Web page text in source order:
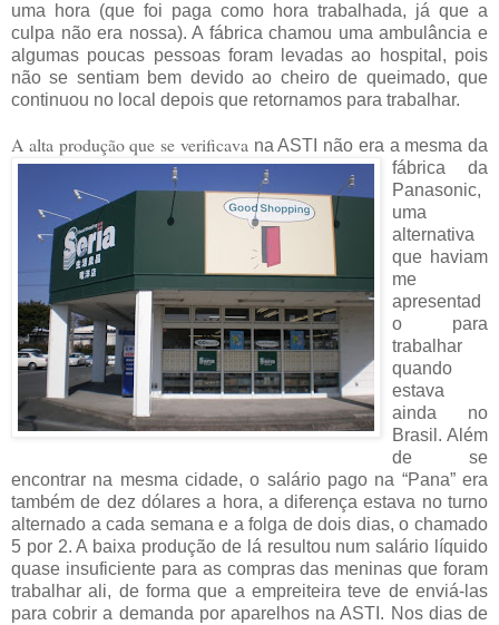
uma hora (que foi paga como hora trabalhada, já que a
culpa não era nossa). A fábrica chamou uma ambulância e
algumas poucas pessoas foram levadas ao hospital, pois
não se sentiam bem devido ao cheiro de queimado, que
continuou no local depois que retornamos para trabalhar.
A alta produção que se verificava na ASTI não era a mesma da
fábrica da
Panasonic,
uma
alternativa
que haviam
me
apresentad
o para
trabalhar
quando
estava
ainda no
Brasil. Além
de se
encontrar na mesma cidade, o salário pago na “Pana” era
também de dez dólares a hora, a diferença estava no turno
alternado a cada semana e a folga de dois dias, o chamado
5 por 2. A baixa produção de lá resultou num salário líquido
quase insuficiente para as compras das meninas que foram
trabalhar ali, de forma que a empreiteira teve de enviá-las
para cobrir a demanda por aparelhos na ASTI. Nos dias de